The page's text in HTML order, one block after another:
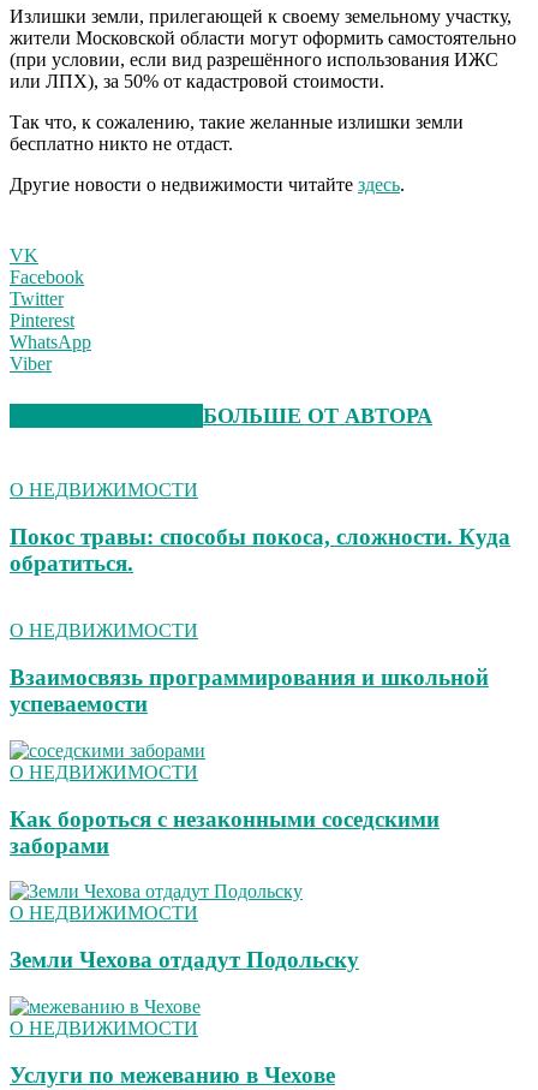
Излишки земли, прилегающей к своему земельному участку,
жители Московской области могут оформить самостоятельно
(при условии, если вид разрешённого использования ИЖС
или ЛПХ), за 50% от кадастровой стоимости.
Так что, к сожалению, такие желанные излишки земли
бесплатно никто не отдаст.
Другие новости о недвижимости читайте здесь.
VK
Facebook
Twitter
Pinterest
WhatsApp
Viber
БОЛЬШЕ ОТ АВТОРА
О НЕДВИЖИМОСТИ
Покос травы: способы покоса, сложности. Куда
обратиться.
О НЕДВИЖИМОСТИ
Взаимосвязь программирования и школьной
успеваемости
О НЕДВИЖИМОСТИ
Как бороться с незаконными соседскими
заборами
О НЕДВИЖИМОСТИ
Земли Чехова отдадут Подольску
О НЕДВИЖИМОСТИ
Услуги по межеванию в Чехове